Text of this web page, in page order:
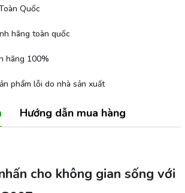
Quốc
hãng toàn quốc
hãng 100%
phẩm lỗi do nhà sản xuất
Hướng dẫn mua hàng
cho không gian sống với